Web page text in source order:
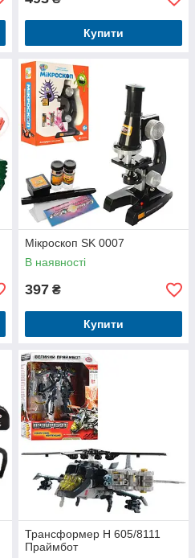
Купити
Мікроскоп SK 0007
В наявності
397 ₴
Купити
Трансформер H 605/8111
Праймбот